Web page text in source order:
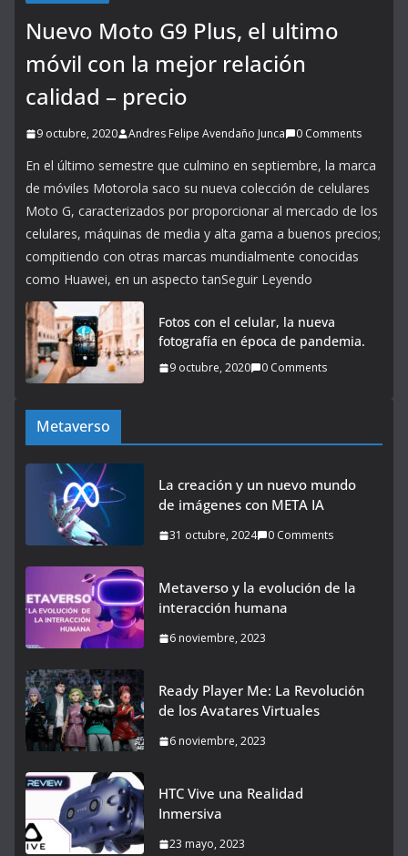
Nuevo Moto G9 Plus, el ultimo
móvil con la mejor relación
calidad – precio
9 octubre, 2020 Andres Felipe Avendaño Junca 0 Comments
En el último semestre que culmino en septiembre, la marca
de móviles Motorola saco su nueva colección de celulares
Moto G, caracterizados por proporcionar al mercado de los
celulares, máquinas de media y alta gama a buenos precios;
compitiendo con otras marcas mundialmente conocidas
como Huawei, en un aspecto tanSeguir Leyendo
Fotos con el celular, la nueva
fotografía en época de pandemia.
9 octubre, 2020 0 Comments
Metaverso
La creación y un nuevo mundo
de imágenes con META IA
31 octubre, 2024 0 Comments
Metaverso y la evolución de la
interacción humana
6 noviembre, 2023
Ready Player Me: La Revolución
de los Avatares Virtuales
6 noviembre, 2023
HTC Vive una Realidad
Inmersiva
23 mayo, 2023